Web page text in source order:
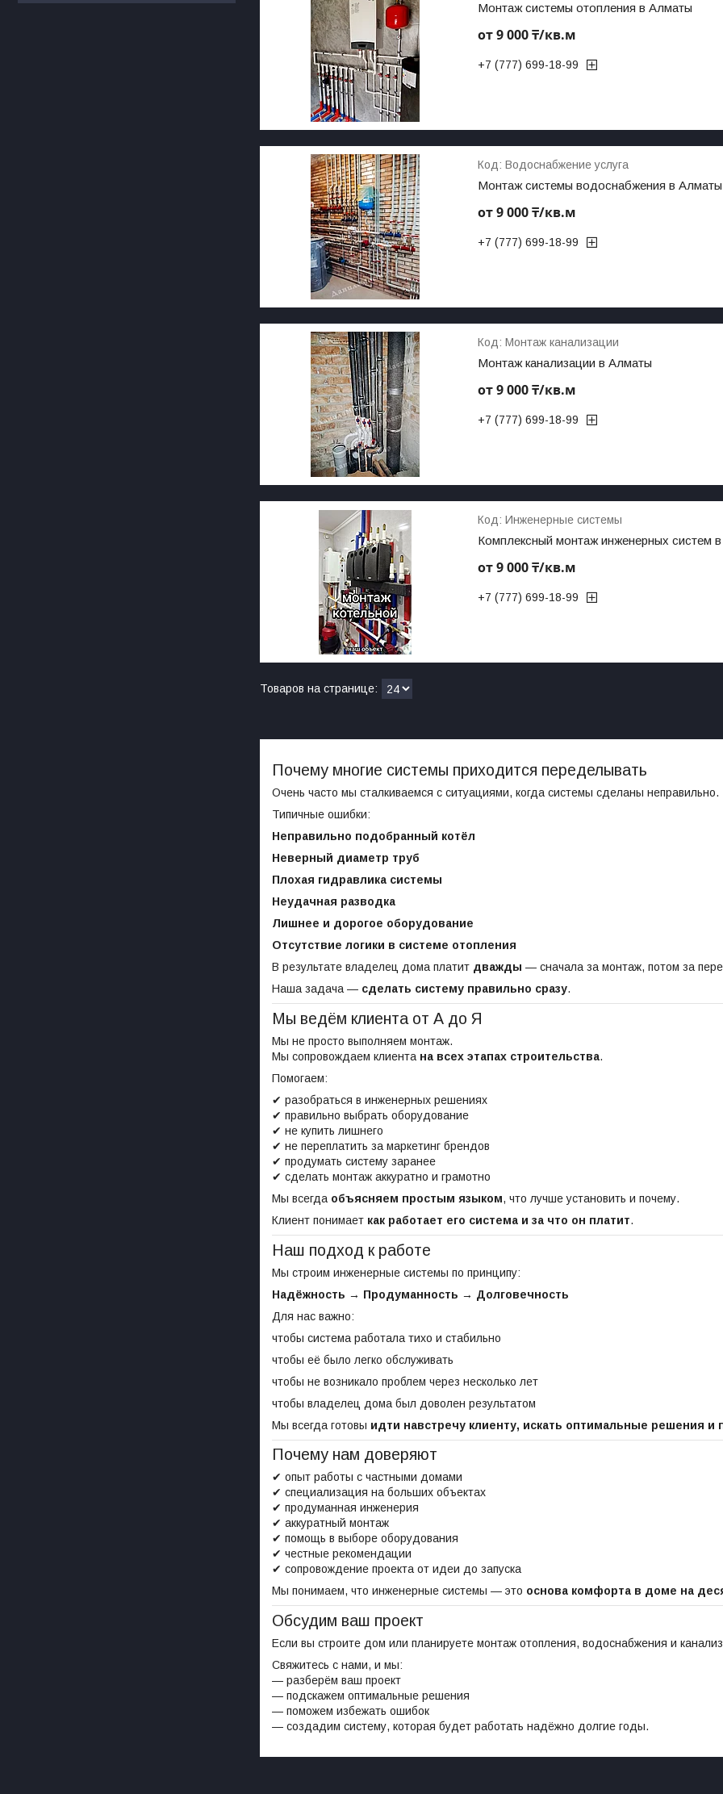
Монтаж системы отопления в Алматы
от 9 000 ₸/кв.м
+7 (777) 699-18-99
Водоснабжение услуга
Монтаж системы водоснабжения в Алматы
от 9 000 ₸/кв.м
+7 (777) 699-18-99
Монтаж канализации
Монтаж канализации в Алматы
от 9 000 ₸/кв.м
+7 (777) 699-18-99
Инженерные системы
Комплексный монтаж инженерных систем
от 9 000 ₸/кв.м
+7 (777) 699-18-99
Почему многие системы приходится переделывать
Очень часто мы сталкиваемся с ситуациями, когда системы сделаны неправильно.
Типичные ошибки:
Неправильно подобранный котёл
Неверный диаметр труб
Плохая гидравлика системы
Неудачная разводка
Лишнее и дорогое оборудование
Отсутствие логики в системе отопления
В результате владелец дома платит дважды — сначала за монтаж, потом за
Наша задача — сделать систему правильно сразу.
Мы ведём клиента от А до Я
Мы не просто выполняем монтаж.
Мы сопровождаем клиента на всех этапах строительства.
Помогаем:
✔ разобраться в инженерных решениях
✔ правильно выбрать оборудование
✔ не купить лишнего
✔ не переплатить за маркетинг брендов
✔ продумать систему заранее
✔ сделать монтаж аккуратно и грамотно
Мы всегда объясняем простым языком, что лучше установить и почему.
Клиент понимает как работает его система и за что он платит.
Наш подход к работе
Мы строим инженерные системы по принципу:
Надёжность → Продуманность → Долговечность
Для нас важно:
чтобы система работала тихо и стабильно
чтобы её было легко обслуживать
чтобы не возникало проблем через несколько лет
чтобы владелец дома был доволен результатом
Мы всегда готовы идти навстречу клиенту, искать оптимальные решения и
Почему нам доверяют
✔ опыт работы с частными домами
✔ специализация на больших объектах
✔ продуманная инженерия
✔ аккуратный монтаж
✔ помощь в выборе оборудования
✔ честные рекомендации
✔ сопровождение проекта от идеи до запуска
Мы понимаем, что инженерные системы — это основа комфорта в доме на
Обсудим ваш проект
Если вы строите дом или планируете монтаж отопления, водоснабжения и
Свяжитесь с нами, и мы:
— разберём ваш проект
— подскажем оптимальные решения
— поможем избежать ошибок
— создадим систему, которая будет работать надёжно долгие годы.